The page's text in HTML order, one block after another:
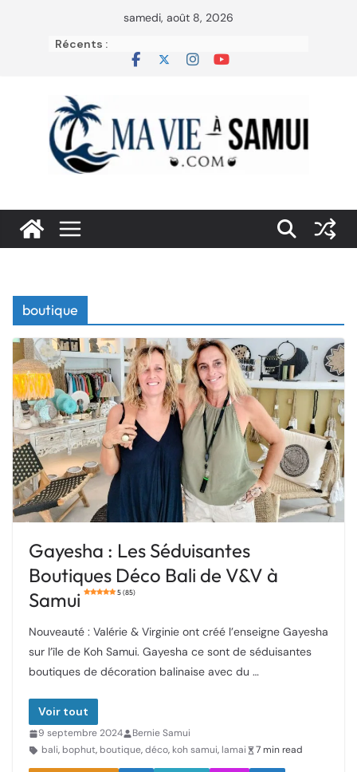
samedi, août 8, 2026
Récents :
boutique
Gayesha : Les Séduisantes
Boutiques Déco Bali de V&V à
Samui
5 (85)
Nouveauté : Valérie & Virginie ont créé l’enseigne Gayesha
sur l’île de Koh Samui. Gayesha ce sont de séduisantes
boutiques de décoration balinaise avec du …
Voir tout
9 septembre 2024
Bernie Samui
bali, bophut, boutique,déco, koh samui, lamai 7 min read